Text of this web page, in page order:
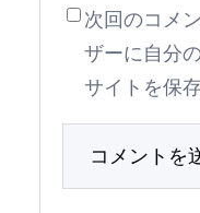
次回のコメ
ザーに自分
サイトを保存